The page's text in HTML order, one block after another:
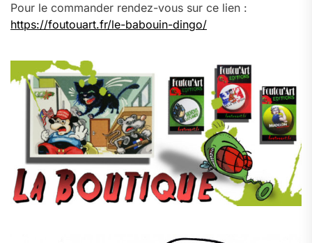
Pour le commander rendez-vous sur ce lien :
https://foutouart.fr/le-babouin-dingo/